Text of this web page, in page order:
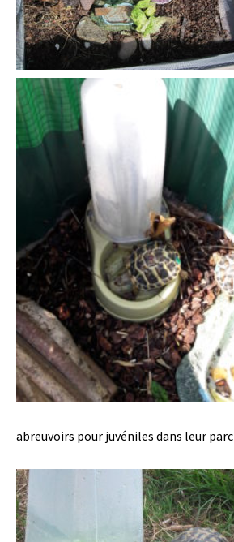
abreuvoirs pour juvéniles dans leur parc